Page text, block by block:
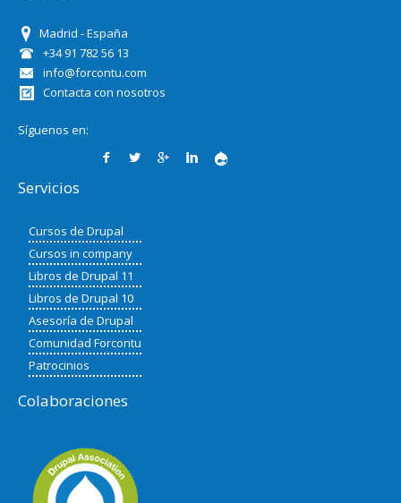
Madrid - España
+34 91 782 56 13
info@forcontu.com
Contacta con nosotros
Síguenos en:
Servicios
Cursos de Drupal
Cursos in company
Libros de Drupal 11
Libros de Drupal 10
Asesoría de Drupal
Comunidad Forcontu
Patrocinios
Colaboraciones